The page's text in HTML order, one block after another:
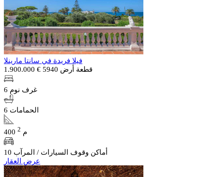
فيلا فريدة في سانتا مارينلا
قطعة أرض 5940
€ 1.900.000
6 غرف نوم
6 الحمامات
400 م 2
10 أماكن وقوف السيارات / المرآب
عرض العقار